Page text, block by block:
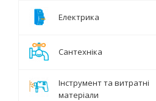
Електрика
Сантехніка
Інструмент та витратні
матеріали